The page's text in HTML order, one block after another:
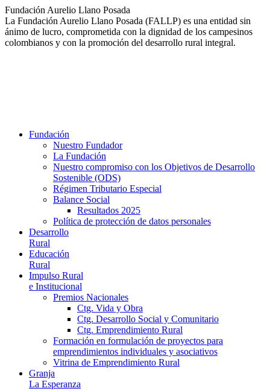
Saltar
al
contenido
Fundación Aurelio Llano Posada
La Fundación Aurelio Llano Posada (FALLP) es una entidad sin
ánimo de lucro, comprometida con la dignidad de los campesinos
colombianos y con la promoción del desarrollo rural integral.
Fundación
Nuestro Fundador
La Fundación
Nuestro compromiso con los Objetivos de Desarrollo
Sostenible (ODS)
Régimen Tributario Especial
Balance Social
Resultados 2025
Política de protección de datos personales
Desarrollo
Rural
Educación
Rural
Impulso Rural
e Institucional
Premios Nacionales
Ctg. Vida y Obra
Ctg. Desarrollo Social y Comunitario
Ctg. Emprendimiento Rural
Formación en formulación de proyectos para
emprendimientos individuales y asociativos
Vitrina de Emprendimiento Rural
Granja
La Esperanza